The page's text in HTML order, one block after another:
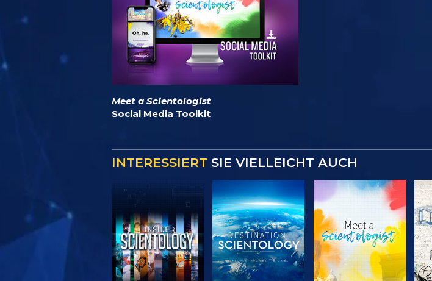
Meet a Scientologist
Social Media Toolkit
INTERESSIERT SIE VIELLEICHT AUCH